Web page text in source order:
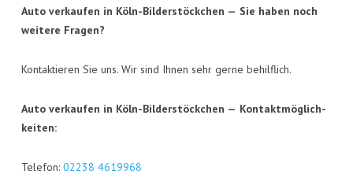
Auto ver­kau­fen in Köln-Bil­der­stöck­chen — Sie haben noch
wei­te­re Fragen?
Kon­tak­tie­ren Sie uns. Wir sind Ihnen sehr ger­ne behilflich.
Auto ver­kau­fen in Köln-Bil­der­stöck­chen — Kon­takt­mög­lich­
kei­ten:
Tele­fon: 02238 4619968